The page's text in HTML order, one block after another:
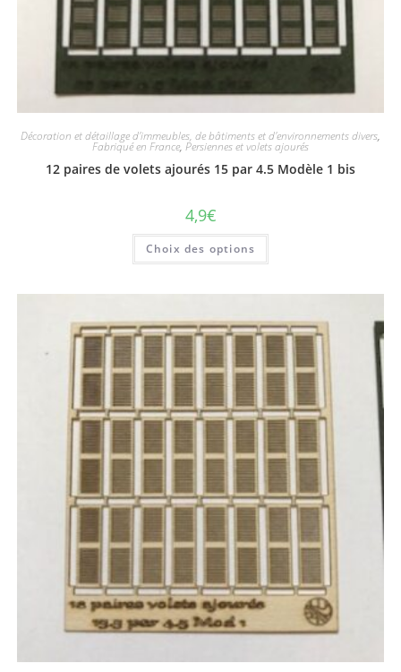
Décoration et détaillage d'immeubles, de bâtiments et d'environnements divers,
Fabriqué en France, Persiennes et volets ajourés
12 paires de volets ajourés 15 par 4.5 Modèle 1 bis
4,9€
Choix des options